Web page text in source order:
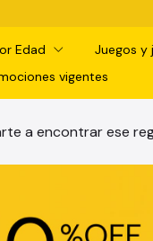
Edad Juegos y
vigentes
a encontrar ese